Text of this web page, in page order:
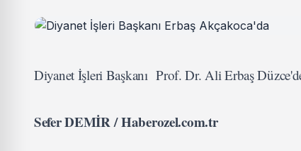
Diyanet İşleri Başkanı Prof. Dr. Ali Erbaş
Sefer DEMİR / Haberozel.com.tr